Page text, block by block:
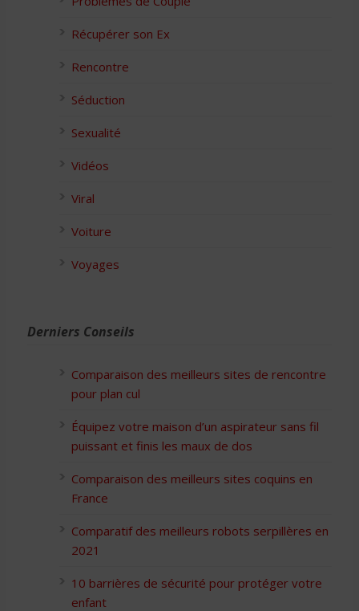
Récupérer son Ex
Rencontre
Séduction
Sexualité
Vidéos
Viral
Voiture
Voyages
Derniers Conseils
Comparaison des meilleurs sites de rencontre
pour plan cul
Équipez votre maison d’un aspirateur sans fil
puissant et finis les maux de dos
Comparaison des meilleurs sites coquins en
France
Comparatif des meilleurs robots serpillères en
2021
10 barrières de sécurité pour protéger votre
enfant